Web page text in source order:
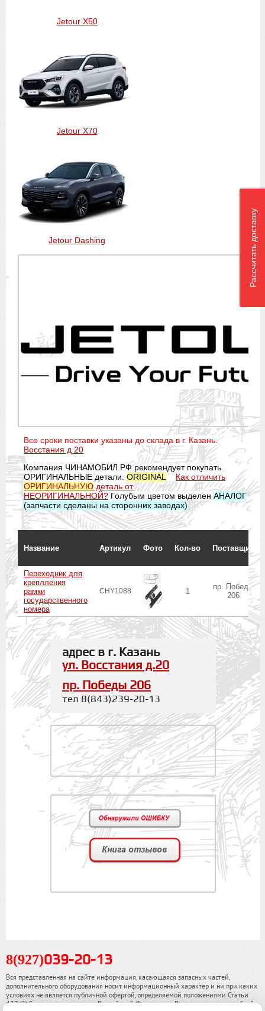
Jetour X50
Jetour X70
Jetour Dashing
Все сроки поставки указаны до склада в г. Казань.
Восстания д 20
Компания ЧИНАМОБИЛ.РФ рекомендует покупать
ОРИГИНАЛЬНЫЕ детали. ORIGINAL
Как отличить
ОРИГИНАЛЬНУЮ деталь от
НЕОРИГИНАЛЬНОЙ? Голубым цветом выделен АНАЛОГ
(запчасти сделаны на сторонних заводах)
Название Артикул Фото Кол-во Поставщик
Переходник для
креплления
рамки
государственного
номера
CHY1088 1
пр. Победы
206
адрес в г. Казань
ул. Восстания д.20
пр. Победы 206
тел 8(843)239-20-13
.
8(927)039-20-13
Вся представленная на сайте информация, касающаяся запасных частей,
дополнительного оборудования носит информационный характер и ни при каких
условиях не является публичной офертой, определяемой положениями Статьи
437 (2) Гражданского кодекса Российской Федерации. Для получения подробной
Рассчитать доставку